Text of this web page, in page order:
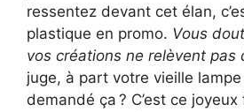
ressentez devant cet élan,
plastique en promo. Vous
vos créations ne relèvent pas
juge, à part votre vieille lampe
demandé ça ? C’est ce